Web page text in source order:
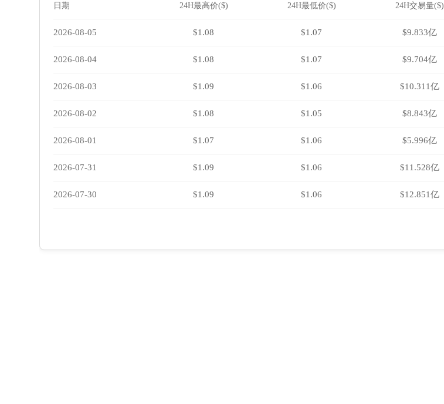
日期 24H最高价($) 24H最低价($) 24H交易量($)
2026-08-05 $1.08 $1.07 $9.833亿
2026-08-04 $1.08 $1.07 $9.704亿
2026-08-03 $1.09 $1.06 $10.311亿
2026-08-02 $1.08 $1.05 $8.843亿
2026-08-01 $1.07 $1.06 $5.996亿
2026-07-31 $1.09 $1.06 $11.528亿
2026-07-30 $1.09 $1.06 $12.851亿